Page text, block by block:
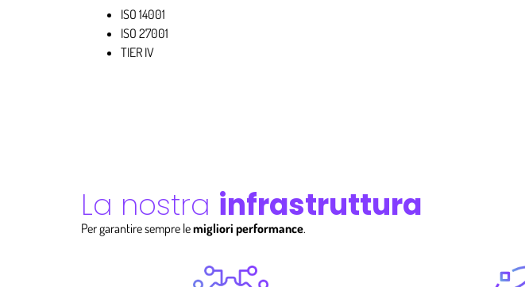
ISO 14001
ISO 27001
TIER IV
La nostra infrastruttura
Per garantire sempre lemigliori performance.